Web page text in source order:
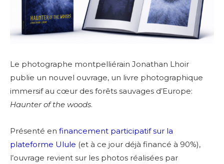
Le photographe montpelliérain Jonathan Lhoir
publie un nouvel ouvrage, un livre photographique
immersif au cœur des forêts sauvages d’Europe:
Haunter of the woods.
Présenté en financement participatif sur la
plateforme Ulule (et à ce jour déjà financé à 90%),
l’ouvrage revient sur les photos réalisées par